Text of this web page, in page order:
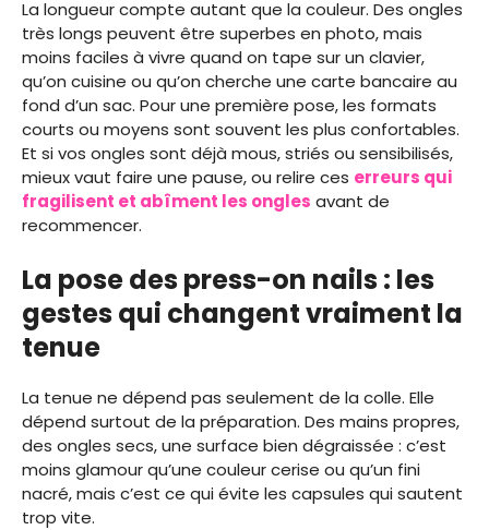
La longueur compte autant que la couleur. Des ongles
très longs peuvent être superbes en photo, mais
moins faciles à vivre quand on tape sur un clavier,
qu’on cuisine ou qu’on cherche une carte bancaire au
fond d’un sac. Pour une première pose, les formats
courts ou moyens sont souvent les plus confortables.
Et si vos ongles sont déjà mous, striés ou sensibilisés,
mieux vaut faire une pause, ou relire ces erreurs qui
fragilisent et abîment les ongles avant de
recommencer.
La pose des press-on nails : les
gestes qui changent vraiment la
tenue
La tenue ne dépend pas seulement de la colle. Elle
dépend surtout de la préparation. Des mains propres,
des ongles secs, une surface bien dégraissée : c’est
moins glamour qu’une couleur cerise ou qu’un fini
nacré, mais c’est ce qui évite les capsules qui sautent
trop vite.